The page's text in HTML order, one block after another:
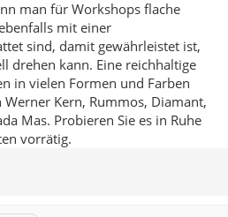
man für Workshops flache
mit einer
sind, damit gewährleistet ist,
drehen kann. Eine reichhaltige
in vielen Formen und Farben
Kern, Rummos, Diamant,
Mas. Probieren Sie es in Ruhe
vorrätig.